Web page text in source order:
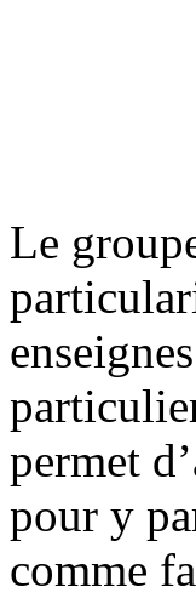
Le
permet
pour y
comme